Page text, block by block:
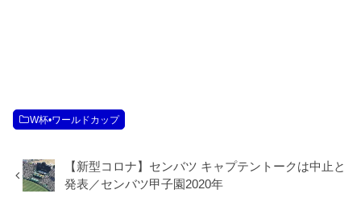
W杯•ワールドカップ
【新型コロナ】センバツ キャプテントークは中止と
発表／センバツ甲子園2020年